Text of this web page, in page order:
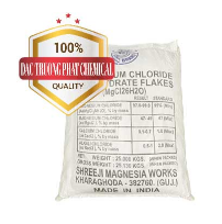
Magie Clorua – MGCL2 Dạng
Vảy Shreeji Magnesia Works
Ấn Độ India